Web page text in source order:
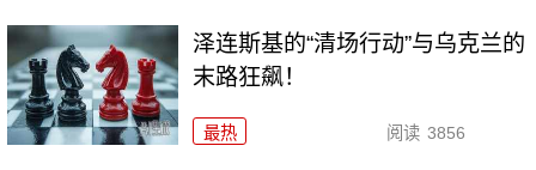
泽连斯基的“清场行动”与乌克兰的
末路狂飙！
最热 阅读 3856